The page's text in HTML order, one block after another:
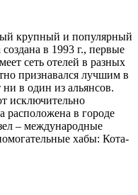
крупный и популярный
в 1993 г., первые
сеть отелей в разных
признавался лучшим в
в один из альянсов.
исключительно
расположена в городе
– международные
хабы: Кота-